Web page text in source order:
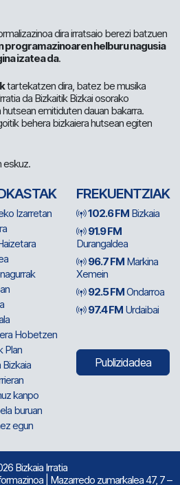
dira irratsaio berezi batzuen
programazinoaren helburu nagusia
izatea da.
tartekatzen dira, batez be musika
da Bizkaitik Bizkai osorako
emitiduten dauan bakarra.
behera bizkaiera hutsean egiten
eskuz.
Izarretan
Hobetzen
Plan
kanpo
buruan
egun
FREKUENTZIAK
102.6 FM Bizkaia
91.9 FM
Durangaldea
96.7 FM Markina
Xemein
92.5 FMOndarroa
97.4 FM Urdaibai
Publizidadea
Bizkaia Irratia
| Mazarredo zumarkalea 47, 7 –